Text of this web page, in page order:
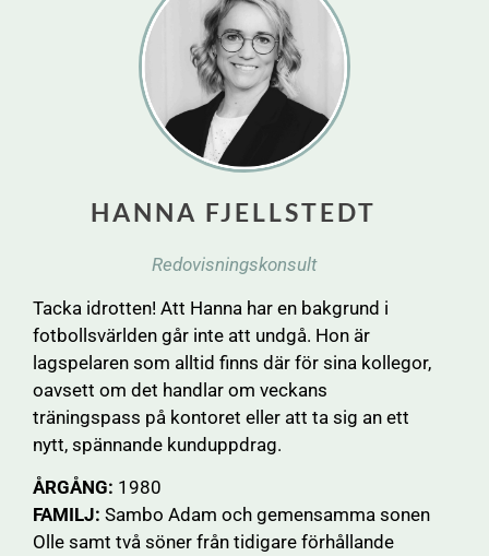
HANNA FJELLSTEDT
Redovisningskonsult
Tacka idrotten! Att Hanna har en bakgrund i
fotbollsvärlden går inte att undgå. Hon är
lagspelaren som alltid finns där för sina kollegor,
oavsett om det handlar om veckans
träningspass på kontoret eller att ta sig an ett
nytt, spännande kunduppdrag.
ÅRGÅNG: 1980
FAMILJ: Sambo Adam och gemensamma sonen
Olle samt två söner från tidigare förhållande